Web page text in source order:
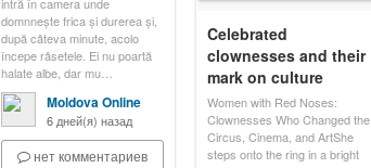
domnnește frica și durerea și,
după câteva minute, acolo
începe râsetele. Ei nu poartă
halate albe, dar mu…
Moldova Online
6 дней(я) назад
нет комментариев
Celebrated
clownesses and their
mark on culture
Women with Red Noses:
Clownesses Who Changed the
Circus, Cinema, and ArtShe
steps onto the ring in a bright